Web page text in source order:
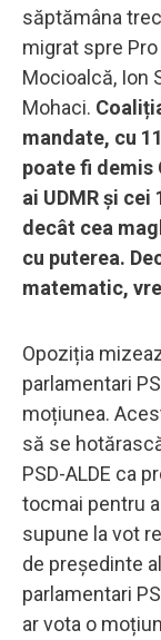
săptămâna
migrat spre
Mocioalcă, Ion
Mohaci.
mandate, cu
poate fi demis
ai UDMR și
decât cea
cu puterea.
matematic,
Opoziția
parlamentari
moțiunea.
să se
PSD-ALDE ca
tocmai pentru
supune la vot
de președinte
parlamentari
ar vota o